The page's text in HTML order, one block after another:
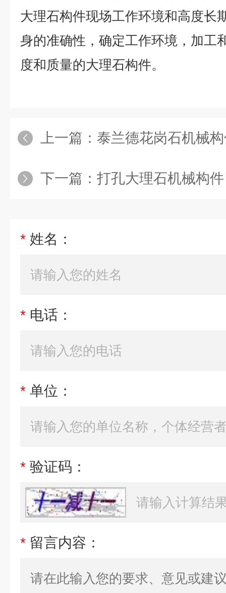
大理石构件现场工作环境和高度长
身的准确性，确定工作环境，加工
度和质量的大理石构件。
上一篇： 泰兰德花岗石机械
下一篇： 打孔大理石机械构件
* 姓名：
* 电话：
* 单位：
* 验证码：
* 留言内容：